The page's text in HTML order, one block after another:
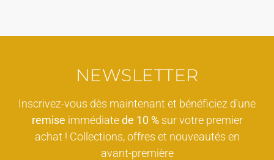
NEWSLETTER
Inscrivez-vous dès maintenant et bénéficiez d'une
remise immédiatede 10 %sur votre premier
achat ! Collections, offres et nouveautés en
avant-première